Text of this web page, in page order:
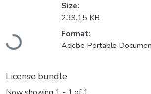
Loading...
Size:
239.15 KB
Format:
Adobe Portable
License bundle